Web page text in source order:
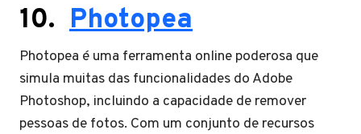
10. Photopea
Photopea é uma ferramenta online poderosa que
simula muitas das funcionalidades do Adobe
Photoshop, incluindo a capacidade de remover
pessoas de fotos. Com um conjunto de recursos